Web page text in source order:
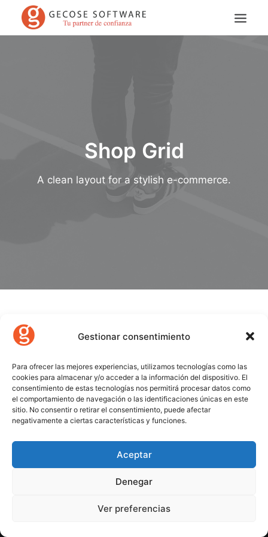
Gestionar consentimiento
Para ofrecer las mejores experiencias, utilizamos tecnologías como las
cookies para almacenar y/o acceder a la información del dispositivo. El
consentimiento de estas tecnologías nos permitirá procesar datos como
el comportamiento de navegación o las identificaciones únicas en este
sitio. No consentir o retirar el consentimiento, puede afectar
negativamente a ciertas características y funciones.
Aceptar
Denegar
Ver preferencias
Search
Shop Grid
A clean layout for a stylish e-commerce.